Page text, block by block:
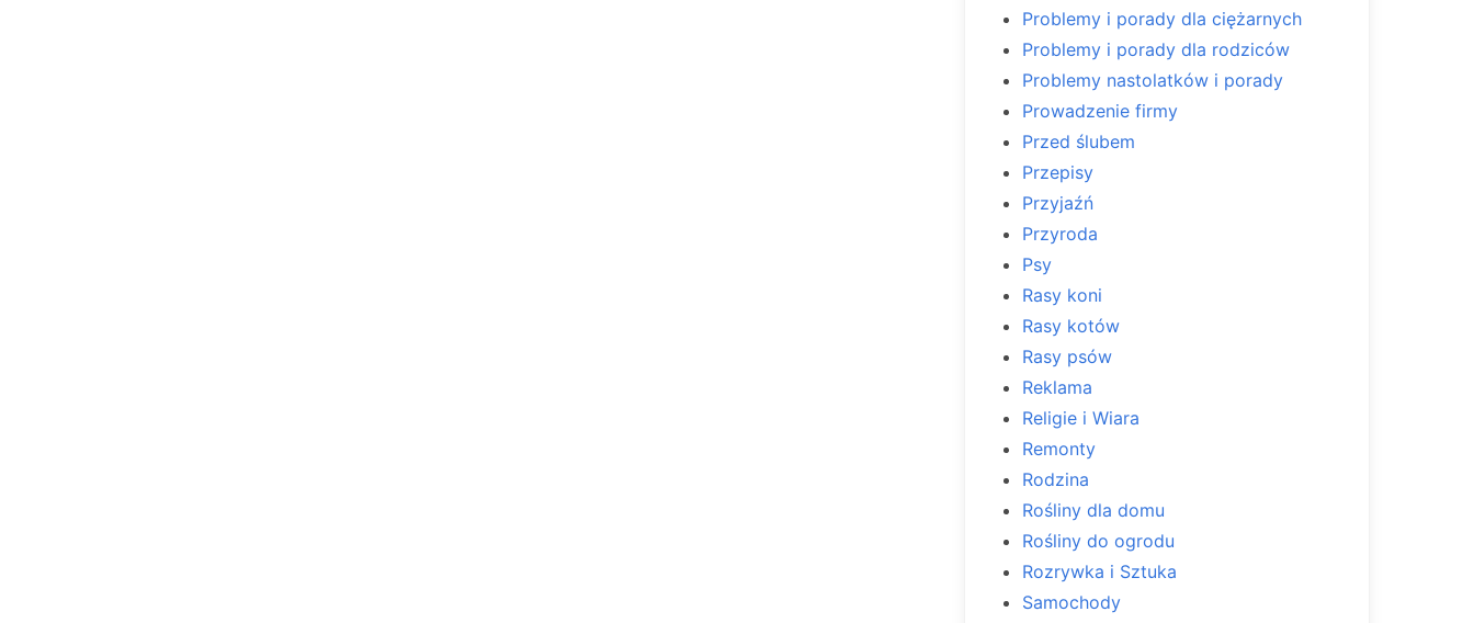
Problemy i porady dla ciężarnych
Problemy i porady dla rodziców
Problemy nastolatków i porady
Prowadzenie firmy
Przed ślubem
Przepisy
Przyjaźń
Przyroda
Psy
Rasy koni
Rasy kotów
Rasy psów
Reklama
Religie i Wiara
Remonty
Rodzina
Rośliny dla domu
Rośliny do ogrodu
Rozrywka i Sztuka
Samochody